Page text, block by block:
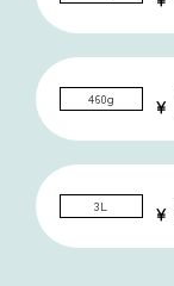
460g
3L